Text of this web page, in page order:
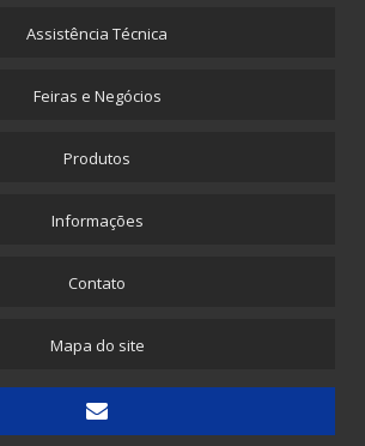
Plástico com Elástico
em Rolo
- 1 unidade
- Até 200 unidades
Corrugados em Kit Destacável
Assistência Técnica
Feiras e Negócios
Produtos
Informações
Contato
Mapa do site